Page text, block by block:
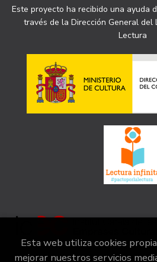
Este proyecto ha recibido una ayuda
través de la Dirección General del
Lectura
Esta web utiliza cookies
mejorar nuestros servicios